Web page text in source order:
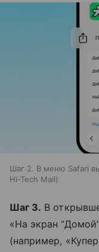
Шаг 2. В меню Safari
Hi-Tech Mail
Шаг 3. В
«На экран
(например,